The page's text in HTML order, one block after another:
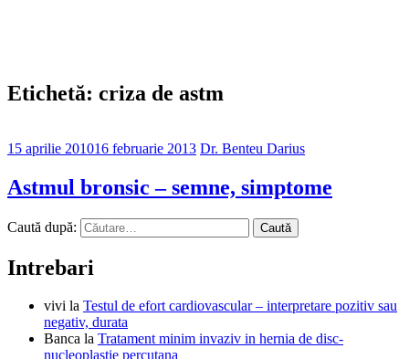
Etichetă: criza de astm
15 aprilie 201016 februarie 2013 Dr. Benteu Darius
Astmul bronsic – semne, simptome
Caută după:
Intrebari
vivi la Testul de efort cardiovascular – interpretare pozitiv sau
negativ, durata
Banca la Tratament minim invaziv in hernia de disc-
nucleoplastie percutana